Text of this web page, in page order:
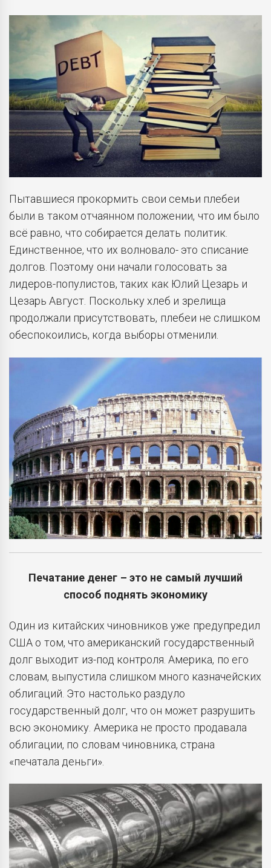
Пытавшиеся прокормить свои семьи плебеи
были в таком отчаянном положении, что им было
всё равно, что собирается делать политик.
Единственное, что их волновало- это списание
долгов. Поэтому они начали голосовать за
лидеров-популистов, таких как Юлий Цезарь и
Цезарь Август. Поскольку хлеб и зрелища
продолжали присутствовать, плебеи не слишком
обеспокоились, когда выборы отменили.
Печатание денег – это не самый лучший
способ поднять экономику
Один из китайских чиновников уже предупредил
США о том, что американский государственный
долг выходит из-под контроля. Америка, по его
словам, выпустила слишком много казначейских
облигаций. Это настолько раздуло
государственный долг, что он может разрушить
всю экономику. Америка не просто продавала
облигации, по словам чиновника, страна
«печатала деньги».